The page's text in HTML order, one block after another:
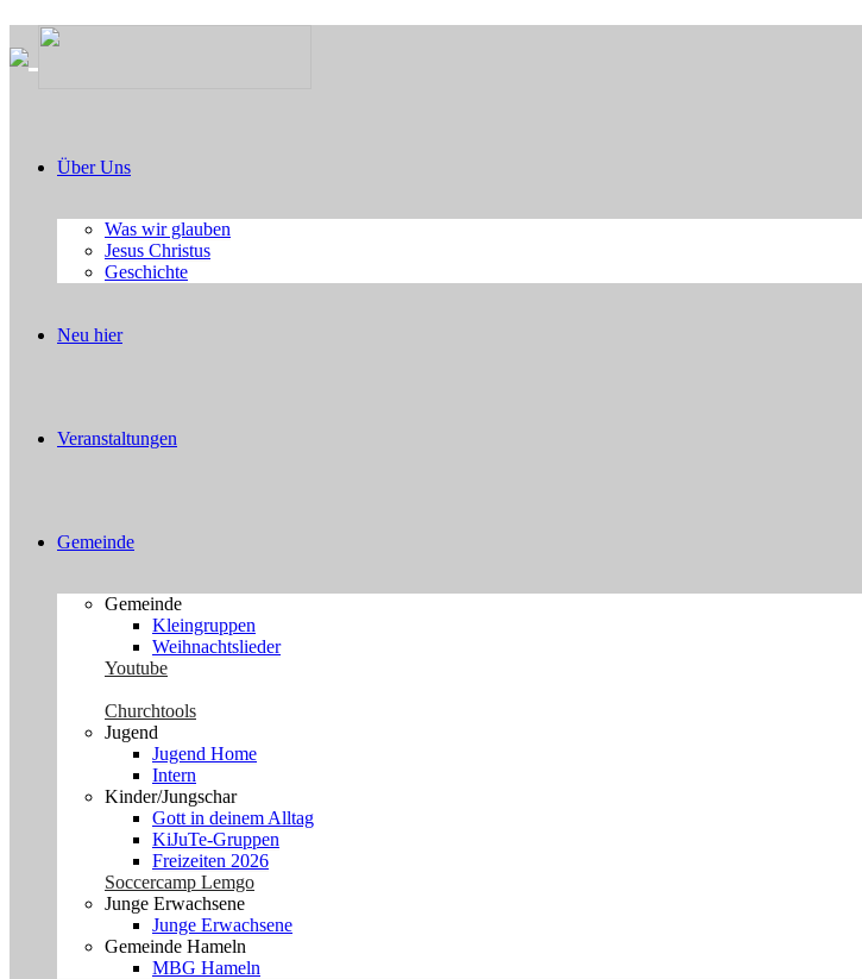
Über Uns
Was wir glauben
Jesus Christus
Geschichte
Neu hier
Veranstaltungen
Gemeinde
Gemeinde
Kleingruppen
Weihnachtslieder
Youtube
Churchtools
Jugend
Jugend Home
Intern
Kinder/Jungschar
Gott in deinem Alltag
KiJuTe-Gruppen
Freizeiten 2026
Soccercamp Lemgo
Junge Erwachsene
Junge Erwachsene
Gemeinde Hameln
MBG Hameln